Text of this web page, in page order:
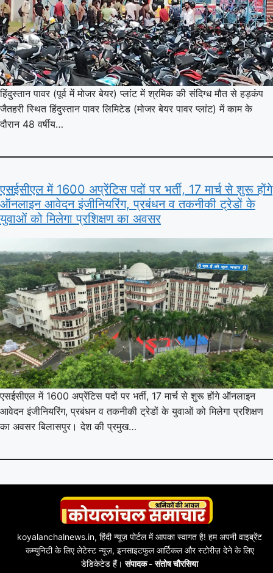
हिंदुस्तान पावर (पूर्व में मोजर बेयर) प्लांट में श्रमिक की संदिग्ध मौत से हड़कंप
जैतहरी स्थित हिंदुस्तान पावर लिमिटेड (मोजर बेयर पावर प्लांट) में काम के
दौरान 48 वर्षीय…
एसईसीएल में 1600 अप्रेंटिस पदों पर भर्ती, 17 मार्च से शुरू होंगे
ऑनलाइन आवेदन इंजीनियरिंग, प्रबंधन व तकनीकी ट्रेडों के
युवाओं को मिलेगा प्रशिक्षण का अवसर
एसईसीएल में 1600 अप्रेंटिस पदों पर भर्ती, 17 मार्च से शुरू होंगे ऑनलाइन
आवेदन इंजीनियरिंग, प्रबंधन व तकनीकी ट्रेडों के युवाओं को मिलेगा प्रशिक्षण
का अवसर बिलासपुर। देश की प्रमुख…
koyalanchalnews.in, हिंदी न्यूज़ पोर्टल में आपका स्वागत है! हम अपनी वाइब्रेंट
कम्युनिटी के लिए लेटेस्ट न्यूज़, इनसाइटफुल आर्टिकल और स्टोरीज़ देने के लिए
डेडिकेटेड हैं।संपादक - संतोष चौरसिया